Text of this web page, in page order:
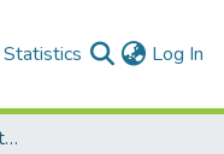
Statistics Log In
Collezioni Digitali Università della Calabria